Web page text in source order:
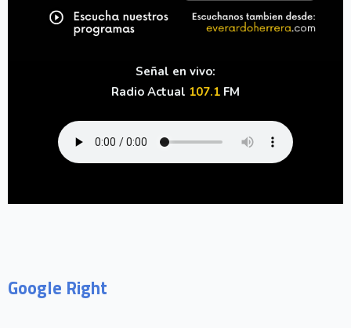
Señal en vivo:
Radio Actual 107.1 FM
Google Right